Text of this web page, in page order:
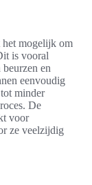
het mogelijk om
is vooral
en
eenvoudig
minder
De
voor
ze veelzijdig